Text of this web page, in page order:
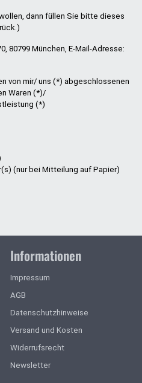
dann füllen Sie bitte dieses
80799 München, E-Mail-Adresse:
von mir/ uns (*) abgeschlossenen
Waren (*)/
(*)
(nur bei Mitteilung auf Papier)
Informationen
Impressum
AGB
Datenschutzhinweise
Versand und Kosten
Widerrufsrecht
Newsletter